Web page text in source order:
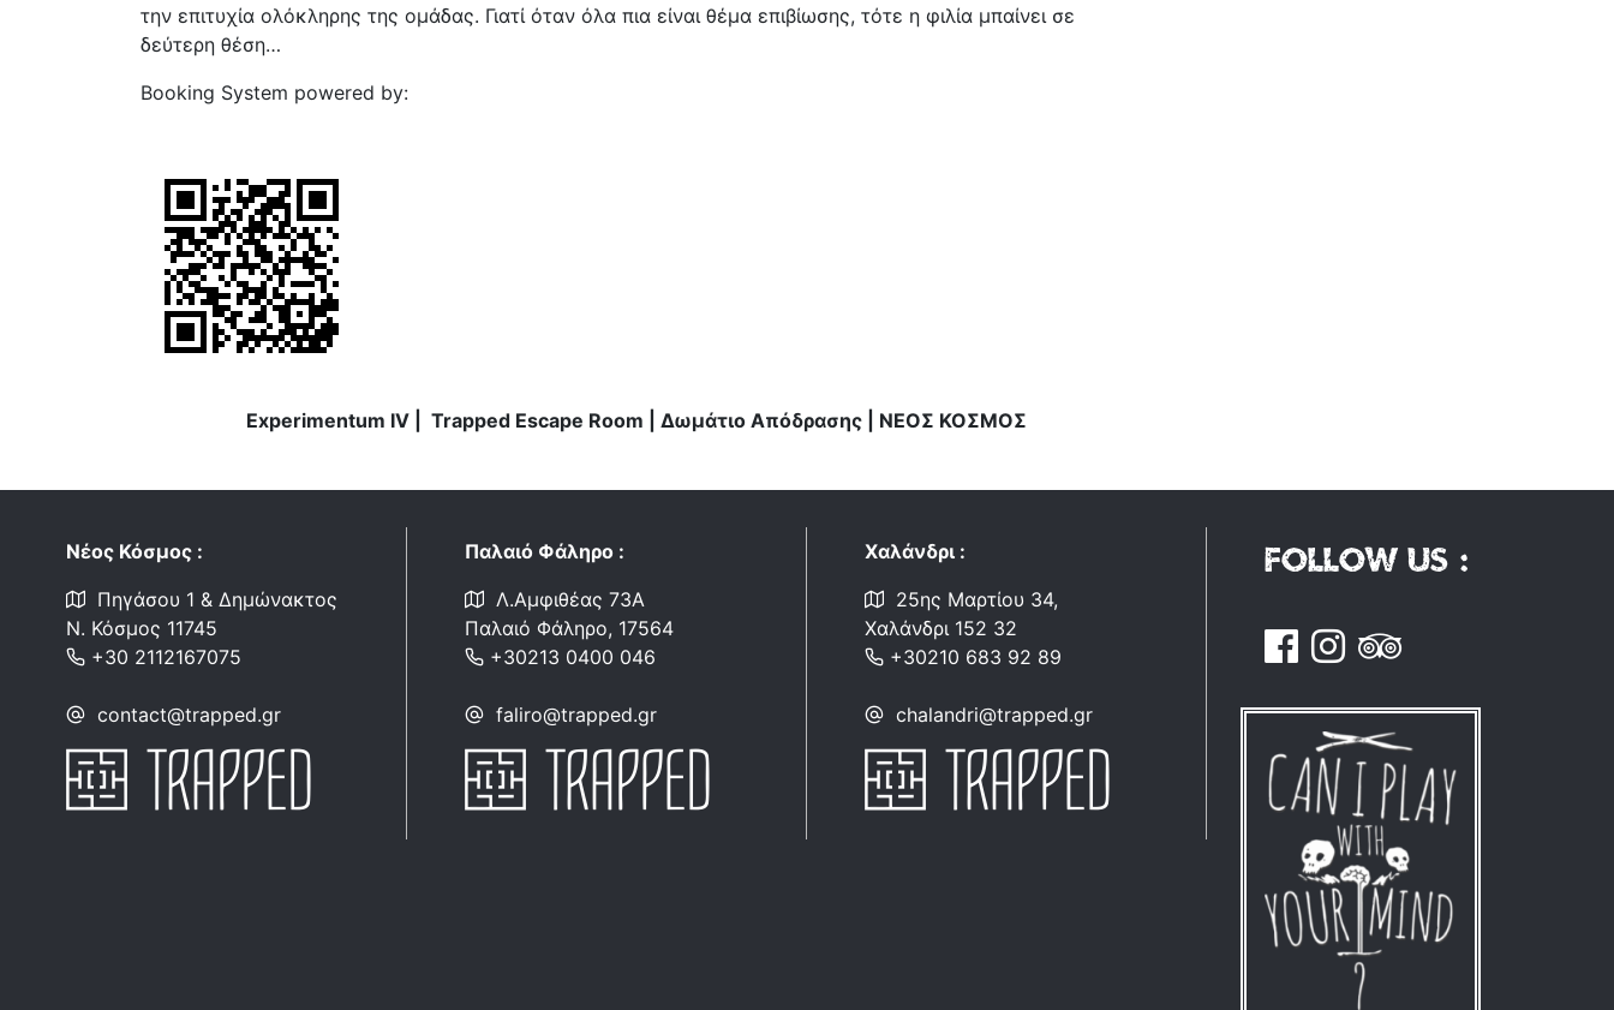
την επιτυχία ολόκληρης της ομάδας. Γιατί όταν όλα πια είναι θέμα επιβίωσης, τότε η φιλία μπαίνει σε
δεύτερη θέση…
Booking System powered by:
Experimentum IV | Trapped Escape Room | Δωμάτιο Απόδρασης | ΝΕΟΣ ΚΟΣΜΟΣ
Νέος Κόσμος :
Πηγάσου 1 & Δημώνακτος
Ν. Κόσμος 11745
+30 ‎2112167075
contact@trapped.gr
Παλαιό Φάληρο :
Λ.Αμφιθέας 73Α
Παλαιό Φάληρο, 17564
+30213 0400 046
faliro@trapped.gr
Χαλάνδρι :
25ης Μαρτίου 34,
Χαλάνδρι 152 32
+30210 683 92 89
chalandri@trapped.gr
Follow us :